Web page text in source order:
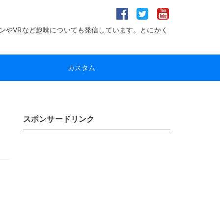
VRなど趣味についても発信しています。とにかく
カスタム
スポンサードリンク